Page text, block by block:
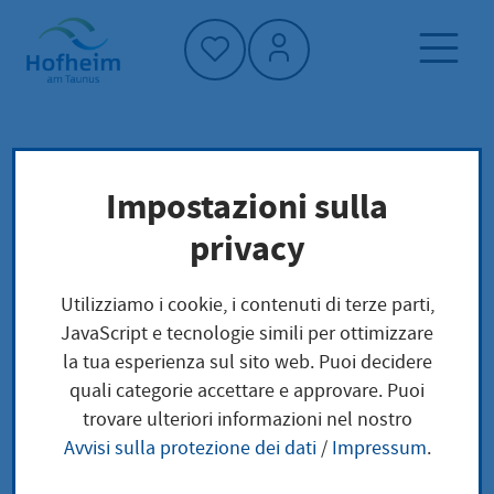
Home"
Pagina iniziale
Trova servizi
Preoccupazioni locali
Außerbetriebsetzung für ein Fahrzeug
Außerbetriebsetzung
für ein Fahrzeug
Impostazioni sulla
privacy
Utilizziamo i cookie, i contenuti di terze parti,
JavaScript e tecnologie simili per ottimizzare
la tua esperienza sul sito web. Puoi decidere
quali categorie accettare e approvare. Puoi
trovare ulteriori informazioni nel nostro
Avvisi sulla protezione dei dati/ Impressum.